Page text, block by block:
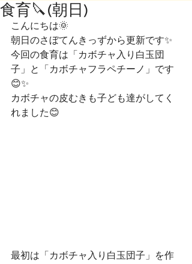
食育🔪(朝日)
こんにちは🌞
朝日のさぼてんきっずから更新です✨
今回の食育は「カボチャ入り白玉団
子」と「カボチャフラペチーノ」です
😊✨
カボチャの皮むきも子ども達がしてく
れました😊
最初は「カボチャ入り白玉団子」を作